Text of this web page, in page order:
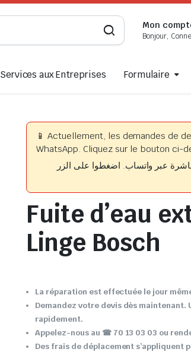
Mon
Bonjour,
Services aux Entreprises Formulaire
📱 Actuellement, les demandes de
WhatsApp. Cliquez sur le bouton ci-
عبر واتساب. اضغطوا على الزر
Fuite d’eau
Linge Bosch
La réparation est effectuée le jour
Demandez votre devis dès
rapidement.
Appelez-nous au ☎ 70 13 03 03 ou
Des frais de déplacement